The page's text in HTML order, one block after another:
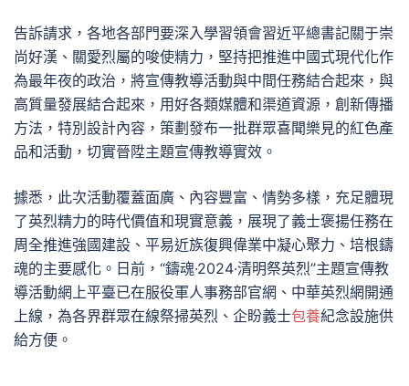
告訴請求，各地各部門要深入學習領會習近平總書記關于崇
尚好漢、關愛烈屬的唆使精力，堅持把推進中國式現代化作
為最年夜的政治，將宣傳教導活動與中間任務結合起來，與
高質量發展結合起來，用好各類媒體和渠道資源，創新傳播
方法，特別設計內容，策劃發布一批群眾喜聞樂見的紅色產
品和活動，切實晉陞主題宣傳教導實效。
據悉，此次活動覆蓋面廣、內容豐富、情勢多樣，充足體現
了英烈精力的時代價值和現實意義，展現了義士褒揚任務在
周全推進強國建設、平易近族復興偉業中凝心聚力、培根鑄
魂的主要感化。日前，“鑄魂·2024·清明祭英烈”主題宣傳教
導活動網上平臺已在服役軍人事務部官網、中華英烈網開通
上線，為各界群眾在線祭掃英烈、企盼義士包養紀念設施供
給方便。